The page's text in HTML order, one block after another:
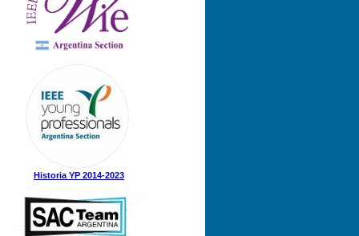
3 (21-08-2024)
2 (12-08-2024)
1 (31-05-2024)
2 (28-09-2023)
1 (07-09-2023)
Historia YP 2014-2023